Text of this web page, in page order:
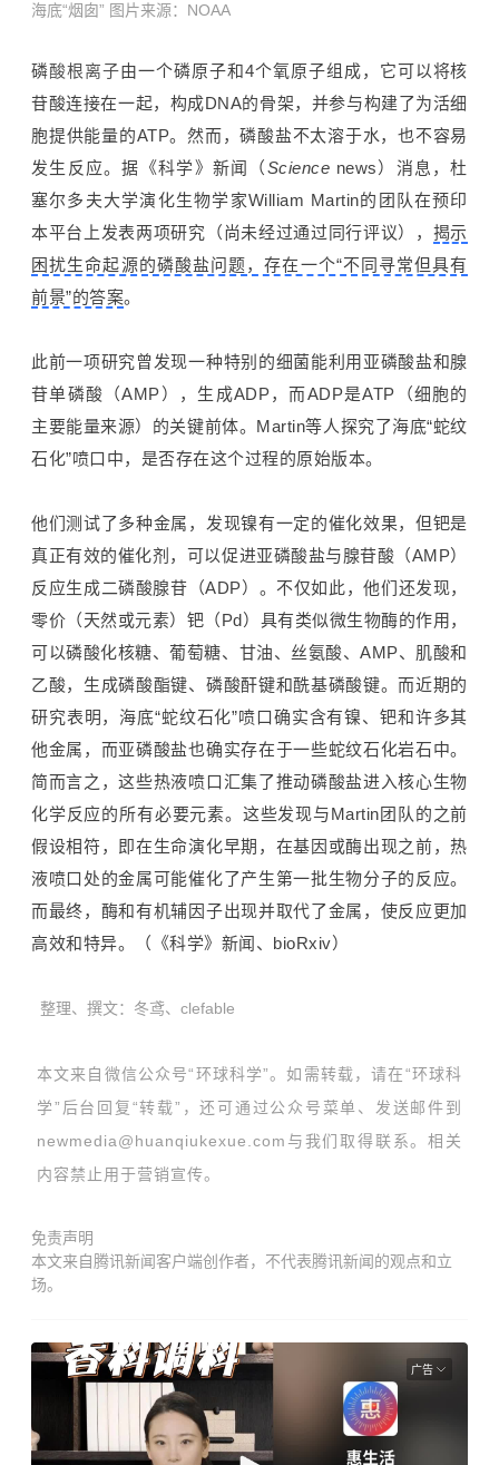
海底“烟囱” 图片来源： NOAA
磷酸根离子由一个磷原子和4个氧原子组成，它可以将核
苷酸连接在一起，构成DNA的骨架，并参与构建了为活细
胞提供能量的ATP。然而，磷酸盐不太溶于水，也不容易
发生反应。据《科学》新闻（Science news）消息，杜
塞尔多夫大学演化生物学家William Martin的团队在预印
本平台上发表两项研究（尚未经过通过同行评议）， 揭示
困扰生命起源的磷酸盐问题，存在一个“不同寻常但具有
前景”的答案。
此前一项研究曾发现一种特别的细菌能利用亚磷酸盐和腺
苷单磷酸（AMP），生成ADP，而ADP是ATP（细胞的
主要能量来源）的关键前体。Martin等人探究了海底“蛇纹
石化”喷口中，是否存在这个过程的原始版本。
他们测试了多种金属，发现镍有一定的催化效果，但钯是
真正有效的催化剂，可以促进亚磷酸盐与腺苷酸（AMP）
反应生成二磷酸腺苷（ADP） 。不仅如此，他们还发现，
零价（天然或元素）钯（Pd）具有类似微生物酶的作用，
可以磷酸化核糖、葡萄糖、甘油、丝氨酸、AMP、肌酸和
乙酸，生成磷酸酯键、磷酸酐键和酰基磷酸键。而近期的
研究表明，海底“蛇纹石化”喷口确实含有镍、钯和许多其
他金属，而亚磷酸盐也确实存在于一些蛇纹石化岩石中。
简而言之，这些热液喷口汇集了推动磷酸盐进入核心生物
化学反应的所有必要元素。这些发现与Martin团队的之前
假设相符，即在生命演化早期，在基因或酶出现之前，热
液喷口处的金属可能催化了产生第一批生物分子的反应。
而最终，酶和有机辅因子出现并取代了金属，使反应更加
高效和特异。（《科学》新闻、bioRxiv）
整理、撰文：冬鸢、clefable
本文来自微信公众号“环球科学”。如需转载，请在“环球科
学”后台回复“转载”，还可通过公众号菜单、发送邮件到
newmedia@huanqiukexue.com与我们取得联系。相关
内容禁止用于营销宣传。
免责声明
本文来自腾讯新闻客户端创作者，不代表腾讯新闻的观点和立
场。
广告